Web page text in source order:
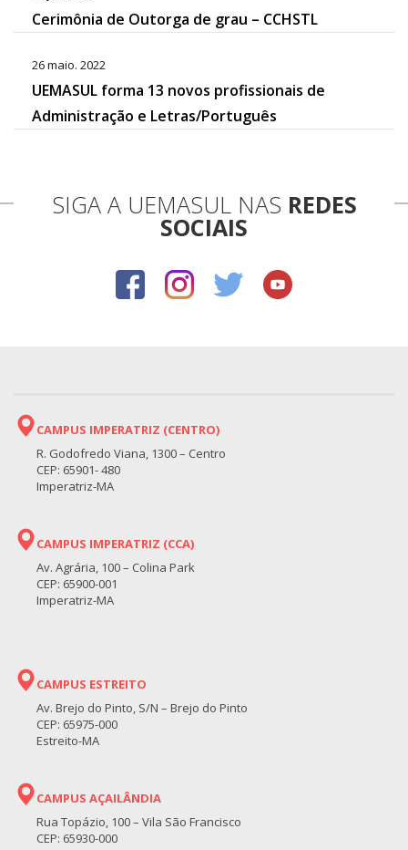
Cerimônia de Outorga de grau – CCHSTL
26 maio. 2022
UEMASUL forma 13 novos profissionais de
Administração e Letras/Português
SIGA A UEMASUL NAS REDES
SOCIAIS
CAMPUS IMPERATRIZ (CENTRO)
R. Godofredo Viana, 1300 – Centro
CEP: 65901- 480
Imperatriz-MA
CAMPUS IMPERATRIZ (CCA)
Av. Agrária, 100 – Colina Park
CEP: 65900-001
Imperatriz-MA
CAMPUS ESTREITO
Av. Brejo do Pinto, S/N – Brejo do Pinto
CEP: 65975-000
Estreito-MA
CAMPUS AÇAILÂNDIA
Rua Topázio, 100 – Vila São Francisco
CEP: 65930-000